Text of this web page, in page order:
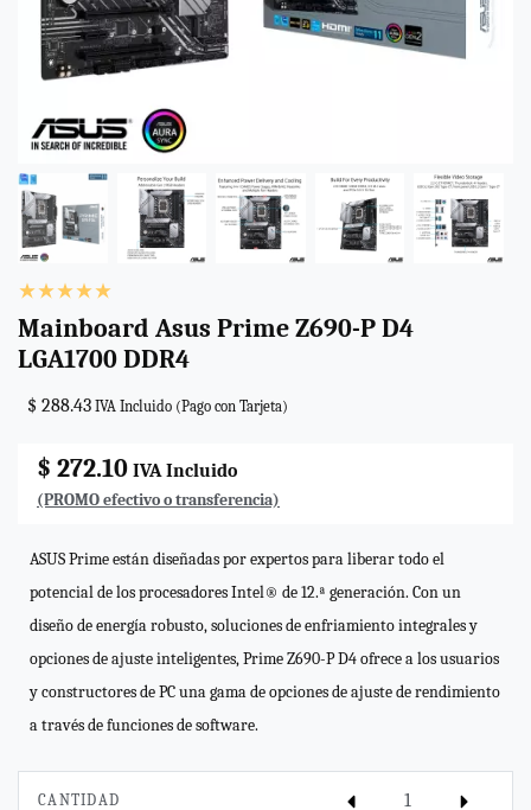
Mainboard Asus Prime Z690-P D4
LGA1700 DDR4
$ 288.43 IVA Incluido (Pago con Tarjeta)
$ 272.10 IVA Incluido
(PROMO efectivo o transferencia)
ASUS Prime están diseñadas por expertos para liberar todo el
potencial de los procesadores Intel® de 12.ª generación. Con un
diseño de energía robusto, soluciones de enfriamiento integrales y
opciones de ajuste inteligentes, Prime Z690-P D4 ofrece a los usuarios
y constructores de PC una gama de opciones de ajuste de rendimiento
a través de funciones de software.
CANTIDAD